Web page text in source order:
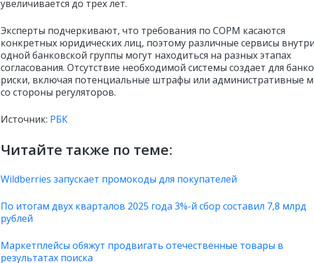
увеличивается до трех лет.
Эксперты подчеркивают, что требования по СОРМ касаются
конкретных юридических лиц, поэтому различные сервисы внутри
одной банковской группы могут находиться на разных этапах
согласования. Отсутствие необходимой системы создает для
риски, включая потенциальные штрафы или административные
со стороны регуляторов.
Источник: РБК
Читайте также по теме:
Wildberries запускает промокоды для покупателей
По итогам двух кварталов 2025 года 3%-й сбор составил 7,8 млрд
рублей
Маркетплейсы обяжут продвигать отечественные товары в
результатах поиска